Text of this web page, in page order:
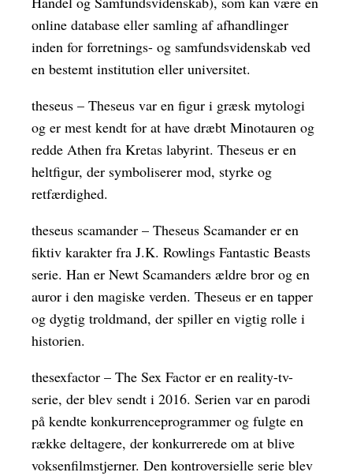
online database eller samling af afhandlinger
inden for forretnings- og samfundsvidenskab ved
en bestemt institution eller universitet.
theseus – Theseus var en figur i græsk mytologi
og er mest kendt for at have dræbt Minotauren og
redde Athen fra Kretas labyrint. Theseus er en
heltfigur, der symboliserer mod, styrke og
retfærdighed.
theseus scamander – Theseus Scamander er en
fiktiv karakter fra J.K. Rowlings Fantastic Beasts
serie. Han er Newt Scamanders ældre bror og en
auror i den magiske verden. Theseus er en tapper
og dygtig troldmand, der spiller en vigtig rolle i
historien.
thesexfactor – The Sex Factor er en reality-tv-
serie, der blev sendt i 2016. Serien var en parodi
på kendte konkurrenceprogrammer og fulgte en
række deltagere, der konkurrerede om at blive
voksenfilmstjerner. Den kontroversielle serie blev